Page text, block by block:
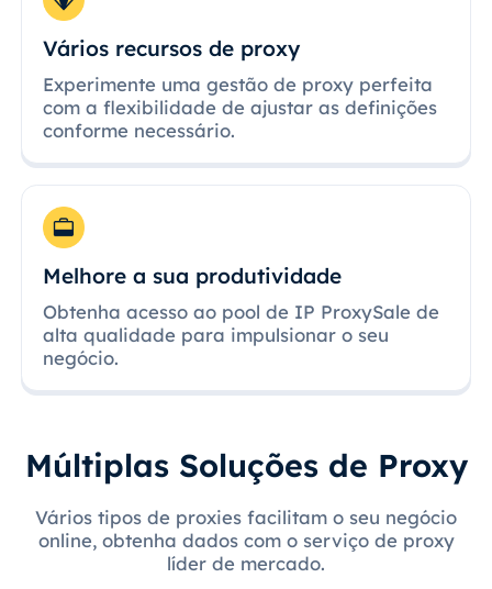
Vários recursos de proxy
Experimente uma gestão de proxy perfeita
com a flexibilidade de ajustar as definições
conforme necessário.
Melhore a sua produtividade
Obtenha acesso ao pool de IP ProxySale de
alta qualidade para impulsionar o seu
negócio.
Múltiplas Soluções de Proxy
Vários tipos de proxies facilitam o seu negócio
online, obtenha dados com o serviço de proxy
líder de mercado.